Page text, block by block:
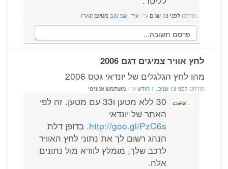
פורסם לפני 13 שנים ע"י: עידן שם טוב מטעם קארז
לחץ אוויר צמיגים דגם 2006
מהו לחץ הגלגלים של יונדאי גטס 2006
פורסם לפני 13 שנים, 1 חודש ע"י: משתמש אנונימי
30 ללא מטען ו33 עם מטען. זה לפי
האתר של יונדאי
http://goo.gl/PzC6s. בדופן דלת
הנהג רשום לך את נתוני לחץ האוויר
לרכב שלך, מומלץ לוודא מול נתונים
אלה.